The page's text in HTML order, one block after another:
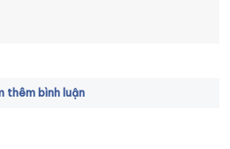
thêm bình luận